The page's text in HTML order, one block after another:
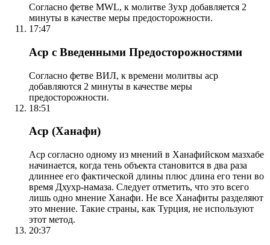
Согласно фетве MWL, к молитве Зухр добавляется 2
минуты в качестве меры предосторожности.
17:47
Аср с Введенными Предосторожностями
Согласно фетве ВИЛ, к времени молитвы аср
добавляются 2 минуты в качестве меры
предосторожности.
18:51
Аср (Ханафи)
Аср согласно одному из мнений в Ханафийском мазхабе
начинается, когда тень объекта становится в два раза
длиннее его фактической длины плюс длина его тени во
время Дхухр-намаза. Следует отметить, что это всего
лишь одно мнение Ханафи. Не все Ханафиты разделяют
это мнение. Такие страны, как Турция, не используют
этот метод.
20:37